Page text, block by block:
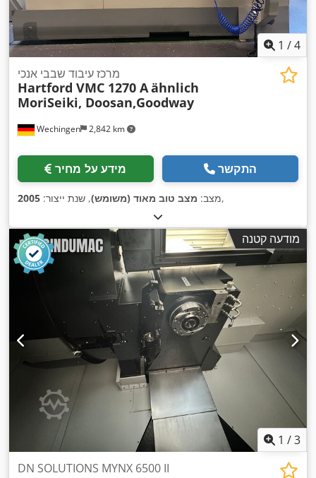
1 /4
Wechingen 2,842 km
מרכז עיבוד שבבי אנכי
Hartford VMC 1270 Aähnlich
MoriSeiki, Doosan,Goodway
מידע על מחיר התקשר
מצב: מצב טוב מאוד (משומש), שנת ייצור: 2005 ,
מודעה קטנה
1 /3
DN SOLUTIONS MYNX 6500 II